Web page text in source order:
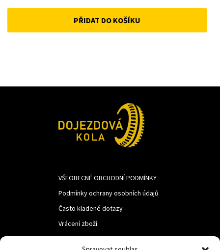
price
was:
price
is:
PŘIDAT DO KOŠÍKU
VŠEOBECNÉ OBCHODNÍ PODMÍNKY
Podmínky ochrany osobních údajů
Často kladené dotazy
Vrácení zboží